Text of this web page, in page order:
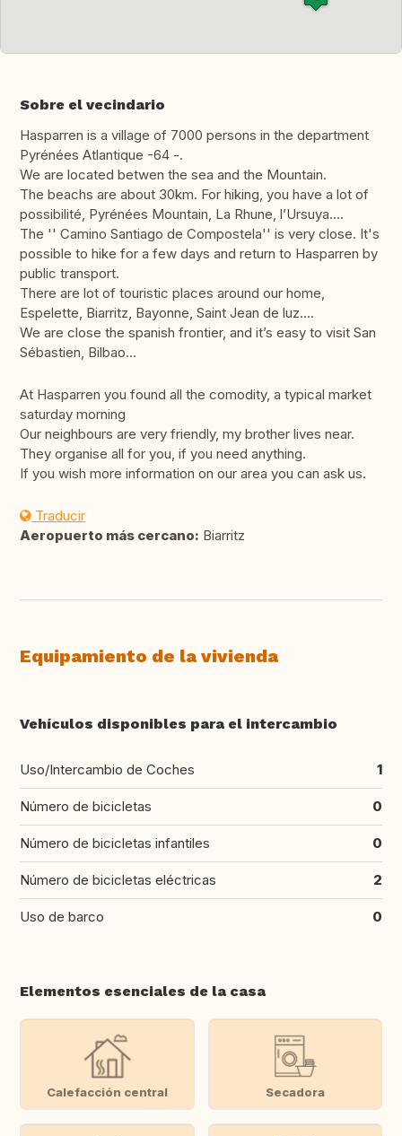
Sobre el vecindario
Hasparren is a village of 7000 persons in the department
Pyrénées Atlantique -64 -.
We are located betwen the sea and the Mountain.
The beachs are about 30km. For hiking, you have a lot of
possibilité, Pyrénées Mountain, La Rhune, l’Ursuya....
The '' Camino Santiago de Compostela'' is very close. It's
possible to hike for a few days and return to Hasparren by
public transport.
There are lot of touristic places around our home,
Espelette, Biarritz, Bayonne, Saint Jean de luz....
We are close the spanish frontier, and it’s easy to visit San
Sébastien, Bilbao...
At Hasparren you found all the comodity, a typical market
saturday morning
Our neighbours are very friendly, my brother lives near.
They organise all for you, if you need anything.
If you wish more information on our area you can ask us.
Traducir
Aeropuerto más cercano: Biarritz
Equipamiento de la vivienda
Vehículos disponibles para el intercambio
Uso/Intercambio de Coches 1
Número de bicicletas 0
Número de bicicletas infantiles 0
Número de bicicletas eléctricas 2
Uso de barco 0
Elementos esenciales de la casa
Calefacción central Secadora